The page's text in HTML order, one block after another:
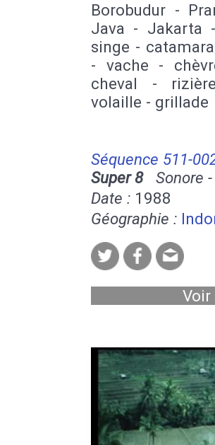
Borobudur -
Java - Jakarta
singe -
- vache -
cheval -
volaille - grillade
Séquence 511-
Super 8Sonore -
Date : 1988
Géographie :